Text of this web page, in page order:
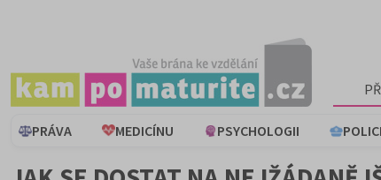
PRÁVA MEDICÍNU PSYCHOLOGII